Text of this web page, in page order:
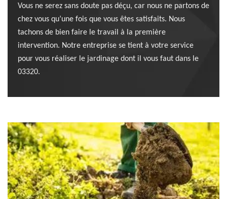
Vous ne serez sans doute pas déçu, car nous ne partons de
chez vous qu’une fois que vous êtes satisfaits. Nous
tachons de bien faire le travail à la première
intervention. Notre entreprise se tient à votre service
pour vous réaliser le jardinage dont il vous faut dans le
03320.